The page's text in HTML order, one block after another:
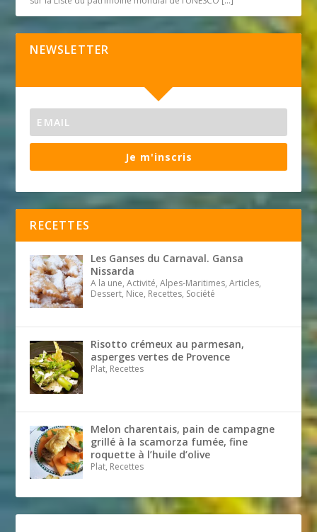
NEWSLETTER
Je m'inscris
RECETTES
Les Ganses du Carnaval. Gansa
Nissarda
A la une, Activité, Alpes-Maritimes, Articles,
Dessert, Nice, Recettes, Société
Risotto crémeux au parmesan,
asperges vertes de Provence
Plat, Recettes
Melon charentais, pain de campagne
grillé à la scamorza fumée, fine
roquette à l’huile d’olive
Plat, Recettes